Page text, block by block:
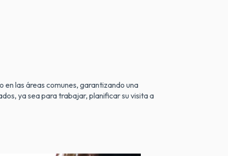
en las áreas comunes, garantizando una
ya sea para trabajar, planificar su visita a